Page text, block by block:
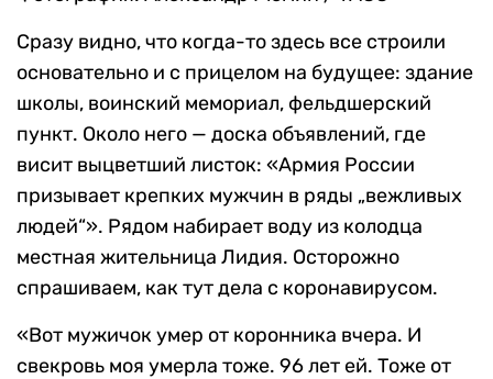
Сразу видно, что когда-то здесь все строили
основательно и с прицелом на будущее: здание
школы, воинский мемориал, фельдшерский
пункт. Около него — доска объявлений, где
висит выцветший листок: «Армия России
призывает крепких мужчин в ряды „вежливых
людей“». Рядом набирает воду из колодца
местная жительница Лидия. Осторожно
спрашиваем, как тут дела с коронавирусом.
«Вот мужичок умер от коронника вчера. И
свекровь моя умерла тоже. 96 лет ей. Тоже от